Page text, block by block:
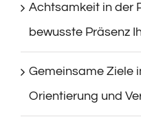
Achtsamkeit in der
bewusste Präsenz
Gemeinsame Ziele
Orientierung und